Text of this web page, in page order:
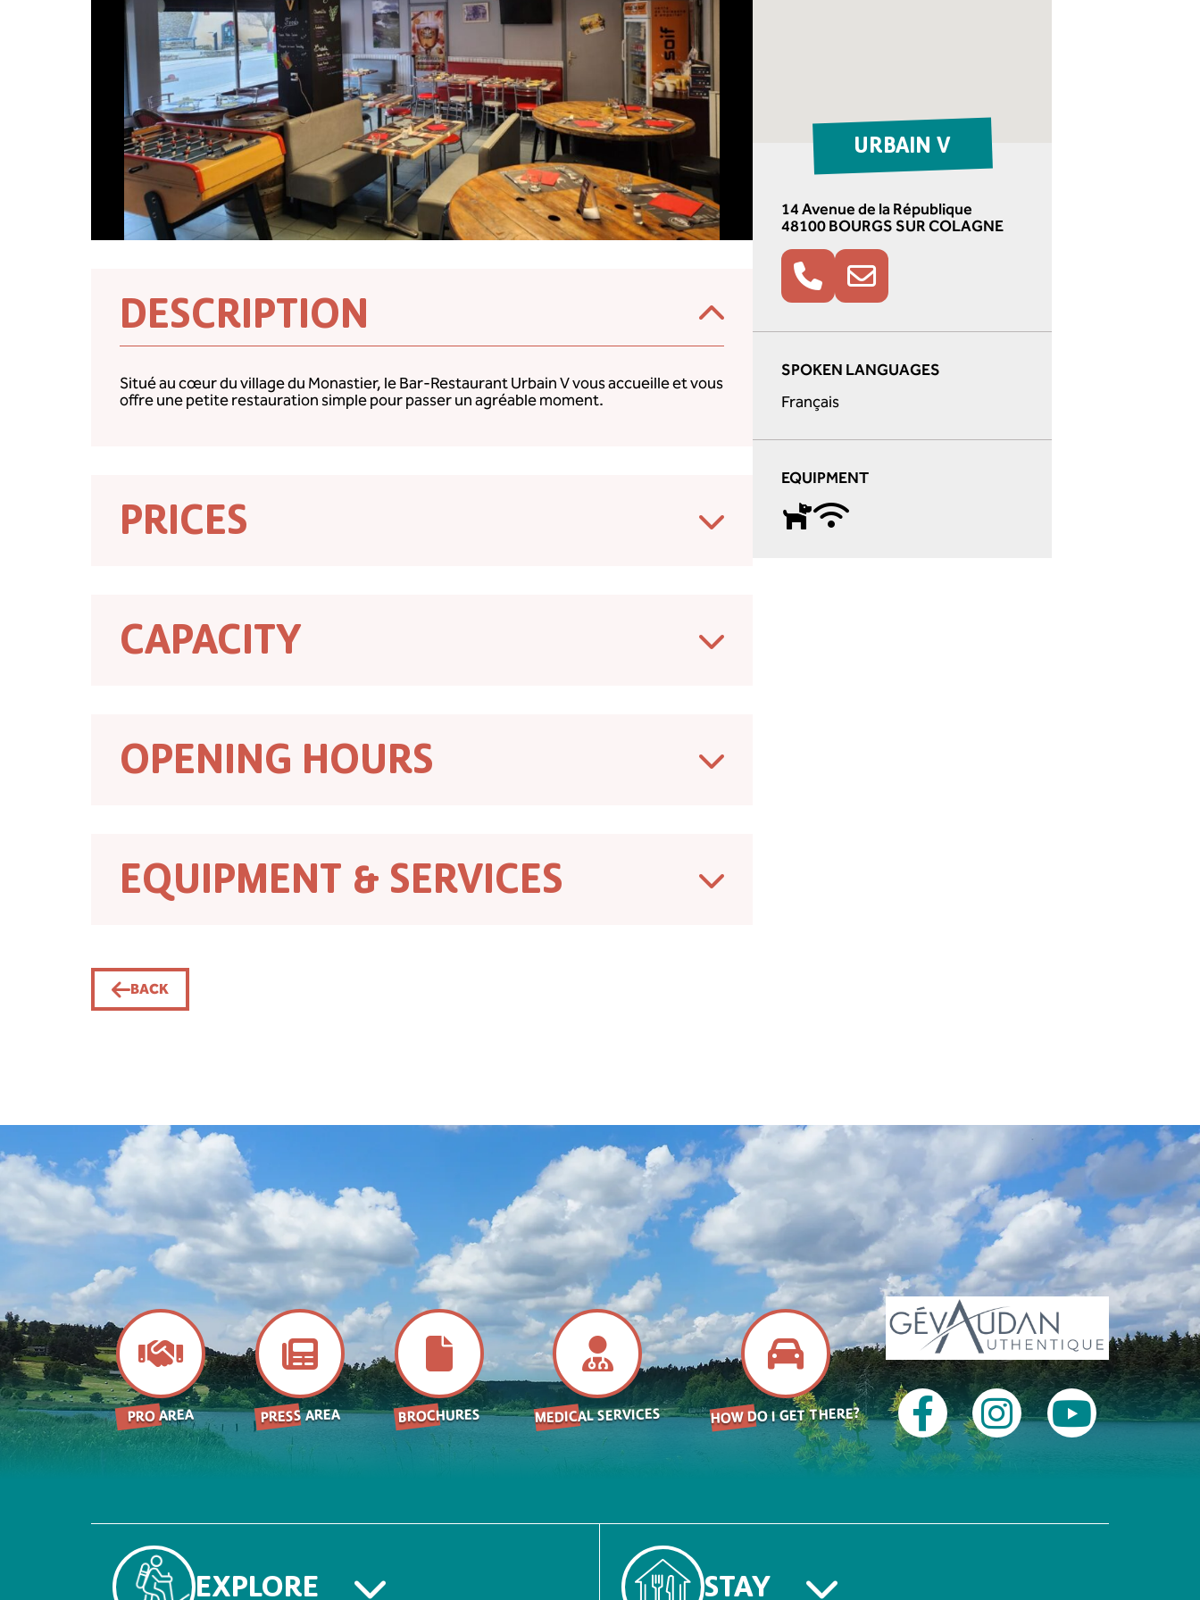
DESCRIPTION
Situé au cœur du village du Monastier, le Bar-Restaurant Urbain V vous accueille et vous
offre une petite restauration simple pour passer un agréable moment.
PRICES
CAPACITY
OPENING HOURS
EQUIPMENT & SERVICES
URBAIN V
14 Avenue de la République
48100 BOURGS SUR COLAGNE
SPOKEN LANGUAGES
Français
EQUIPMENT
BACK
PRO AREA PRESS AREA BROCHURES MEDICAL SERVICES HOW DO I GET THERE?
EXPLORE STAY